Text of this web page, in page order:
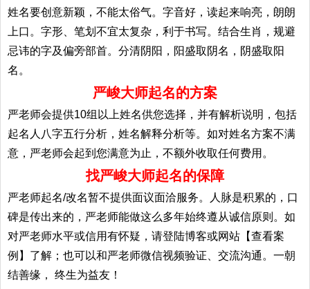
姓名要创意新颖，不能太俗气。字音好，读起来响亮，朗朗
上口。字形、笔划不宜太复杂，利于书写。结合生肖，规避
忌讳的字及偏旁部首。分清阴阳，阳盛取阴名，阴盛取阳
名。
严峻大师起名的方案
严老师会提供10组以上姓名供您选择，并有解析说明，包括
起名人八字五行分析，姓名解释分析等。如对姓名方案不满
意，严老师会起到您满意为止，不额外收取任何费用。
找严峻大师起名的保障
严老师起名/改名暂不提供面议面洽服务。人脉是积累的，口
碑是传出来的，严老师能做这么多年始终遵从诚信原则。如
对严老师水平或信用有怀疑，请登陆博客或网站【查看案
例】了解；也可以和严老师微信视频验证、交流沟通。一朝
结善缘， 终生为益友！